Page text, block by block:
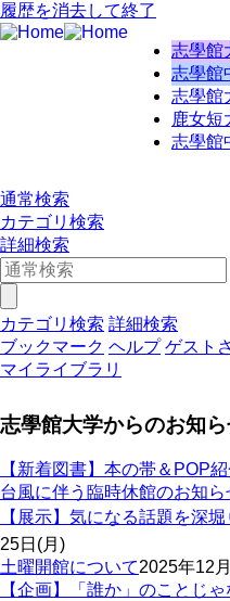
履歴を消去して終了
志學館
志學館
志學館
鹿女短
志學館
通常検索
カテゴリ検索
詳細検索
カテゴリ検索 詳細検索
ブックマーク ヘルプ ゲスト
マイライブラリ
志學館大学からのお知
【新着図書】本の帯＆POP紹
台風に伴う臨時休館のお知ら
【展示】気になる話題を深
25日(月)
土曜開館について2025年12
【企画】「誰か」のことじ